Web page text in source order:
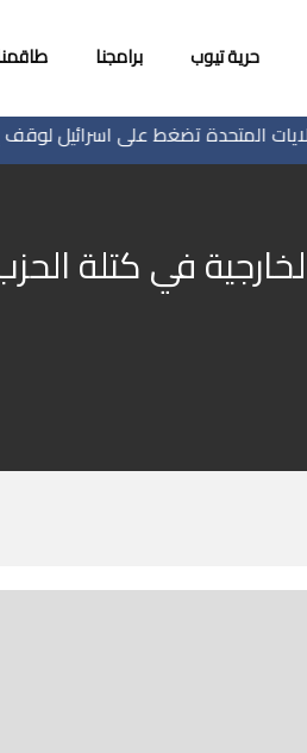
حرية تيوب برامجنا
المتحدة تضغط على اسرائيل لوقف
في كتلة